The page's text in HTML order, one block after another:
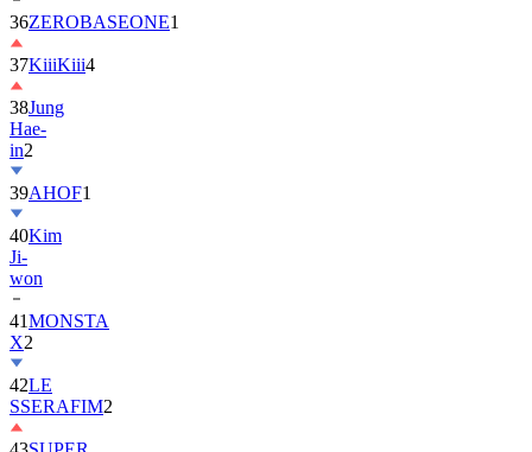
36ZEROBASEONE1
37KiiiKiii4
38Jung
Hae-
in2
39AHOF1
40Kim
Ji-
won
41MONSTA
X2
42LE
SSERAFIM2